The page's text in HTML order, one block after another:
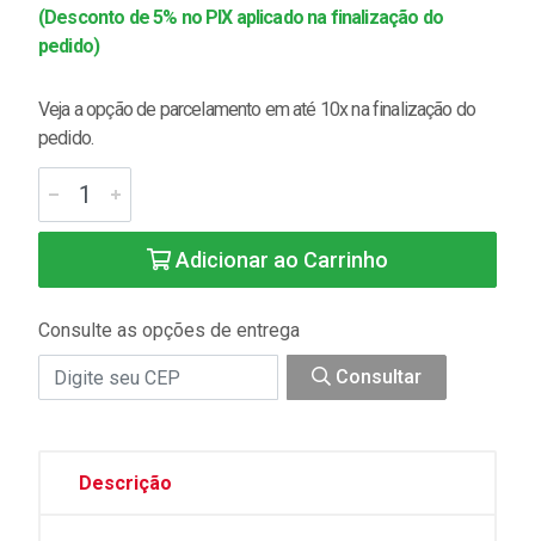
(Desconto de 5% no PIX aplicado na finalização do
pedido)
Veja a opção de parcelamento em até 10x na finalização do
pedido.
Adicionar ao Carrinho
Consulte as opções de entrega
Consultar
Descrição